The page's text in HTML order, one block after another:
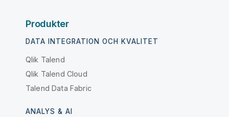
Produkter
DATA INTEGRATION OCH KVALITET
Qlik Talend
Qlik Talend Cloud
Talend Data Fabric
ANALYS & AI